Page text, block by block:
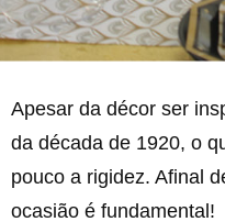
Apesar da décor ser
da década de 1920, o
pouco a rigidez. Afinal
ocasião é fundamental!